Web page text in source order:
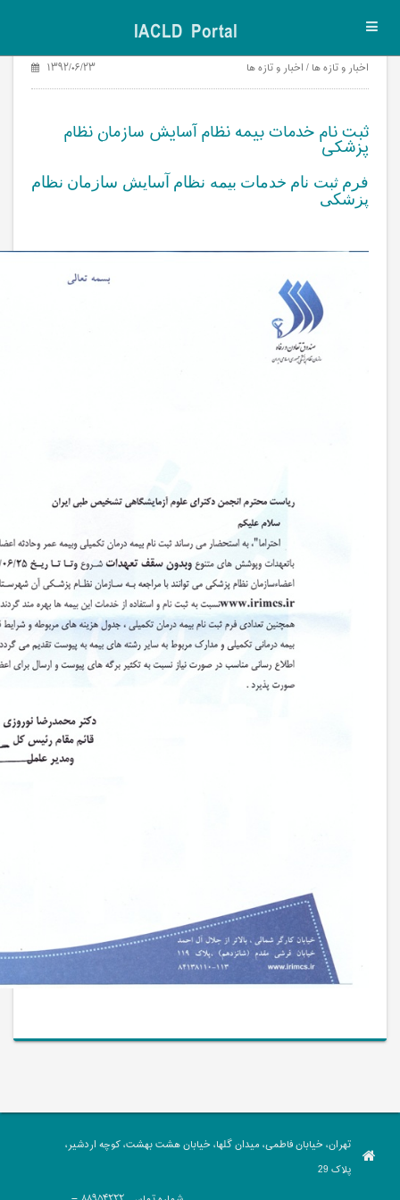
IACLD Portal
اخبار و تازه ها / اخبار و تازه ها ۱۳۹۲/۰۶/۲۳
ثبت نام خدمات بیمه نظام آسایش سازمان نظام
پزشکی
فرم ثبت نام خدمات بیمه نظام آسایش سازمان نظام
پزشکی
تهران، خیابان فاطمی، میدان گلها، خیابان هشت بهشت، کوچه اردشیر،
پلاک 29